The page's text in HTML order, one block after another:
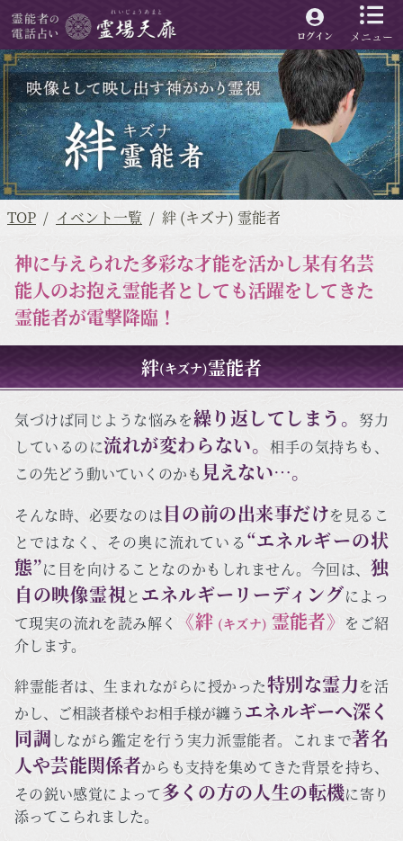
メニュー
ログイン
TOP イベント一覧 絆 (キズナ) 霊能者
神に与えられた多彩な才能を活かし某有名芸
能人のお抱え霊能者としても活躍をしてきた
霊能者が電撃降臨！
絆(キズナ)霊能者
気づけば同じような悩みを繰り返してしまう。
努力
しているのに流れが変わらない。相手の気持ちも、
この先どう動いていくのかも 見えない…。
そんな時、必要なのは目の前の出来事だけを見るこ
とではなく、その奥に流れている “エネルギーの状
態”に目を向けることなのかもしれません。今回は、独
自の映像霊視と エネルギーリーディングによっ
て現実の流れを読み解く
《絆 (キズナ) 霊能者》 をご紹
介します。
絆霊能者は、生まれながらに授かった特別な霊力を活
かし、ご相談者様やお相手様が纏う エネルギーへ深く
同調しながら鑑定を行う実力派霊能者。これまで著名
人や芸能関係者からも支持を集めてきた背景を持ち、
その鋭い感覚によって多くの方の人生の転機に寄り
添ってこられました。